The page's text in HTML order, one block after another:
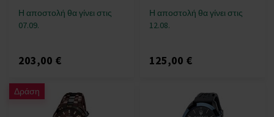
Η αποστολή θα γίνει στις
07.09.
203,00 €
Η αποστολή θα γίνει στις
12.08.
125,00 €
Δράση